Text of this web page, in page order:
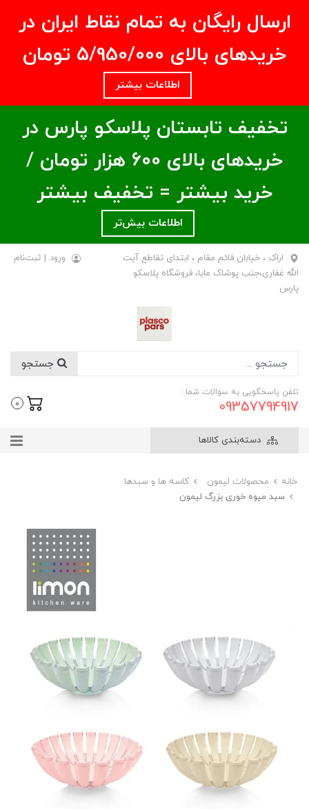
ارسال رایگان به تمام نقاط ایران در
خریدهای بالای ۵/950/000 تومان
اطلاعات بیشتر
تخفیف تابستان پلاسکو پارس در
خریدهای بالای ۶00 هزار تومان /
خرید بیشتر = تخفیف بیشتر
اطلاعات بیش‌تر
اراک ، خیابان قائم مقام ، ابتدای تقاطع آیت
الله غفاری،جنب پوشاک مایا، فروشگاه پلاسکو
پارس
ورود | ثبت‌نام
تلفن پاسخگویی به سوالات شما :
09357794917
0
دسته‌بندی کالاها
خانه محصولات لیمون
کاسه ها و سبدها
سبد میوه خوری بزرگ لیمون